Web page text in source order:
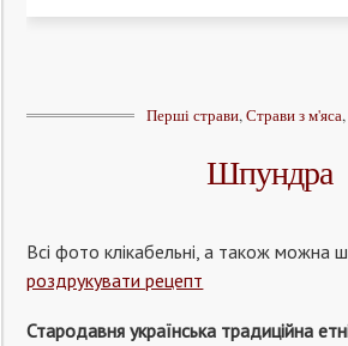
Перші страви,Страви з м'яса,
Шпундра
Всі фото клікабельні, а також можна
роздрукувати рецепт
Стародавня українська традиційна